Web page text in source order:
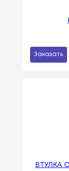
Заказать
ВТУЛКА